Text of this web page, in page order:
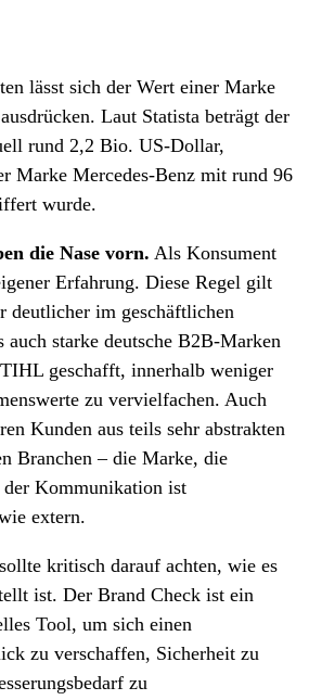
lässt sich der Wert einer Marke
Laut Statista beträgt der
rund 2,2 Bio. US-Dollar,
Marke Mercedes-Benz mit rund 96
wurde.
die Nase vorn. Als Konsument
Erfahrung. Diese Regel gilt
deutlicher im geschäftlichen
auch starke deutsche B2B-Marken
geschafft, innerhalb weniger
zu vervielfachen. Auch
Kunden aus teils sehr abstrakten
Branchen – die Marke, die
Kommunikation ist
extern.
kritisch darauf achten, wie es
ist. Der Brand Check ist ein
Tool, um sich einen
zu verschaffen, Sicherheit zu
zu